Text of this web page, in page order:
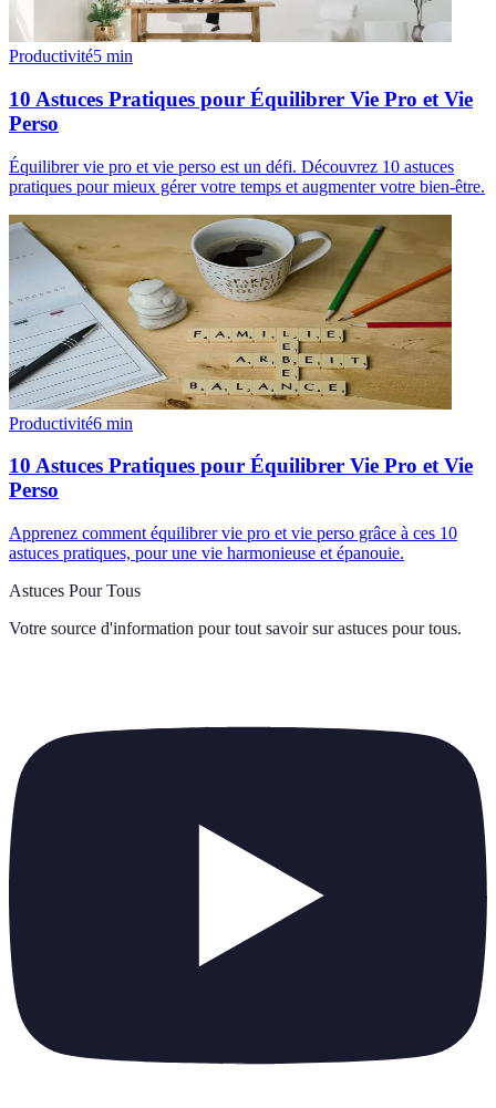
Productivité5 min
10 Astuces Pratiques pour Équilibrer Vie Pro et Vie
Perso
Équilibrer vie pro et vie perso est un défi. Découvrez 10 astuces
pratiques pour mieux gérer votre temps et augmenter votre bien-être.
Productivité6 min
10 Astuces Pratiques pour Équilibrer Vie Pro et Vie
Perso
Apprenez comment équilibrer vie pro et vie perso grâce à ces 10
astuces pratiques, pour une vie harmonieuse et épanouie.
Astuces Pour Tous
Votre source d'information pour tout savoir sur astuces pour tous.